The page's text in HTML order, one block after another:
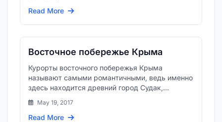
Read More
Восточное побережье Крыма
Курорты восточного побережья Крыма
называют самыми романтичными, ведь именно
здесь находится древний город Судак,
с&nbsp;его знаменитой Генуэзской кре...
May 19, 2017
Read More